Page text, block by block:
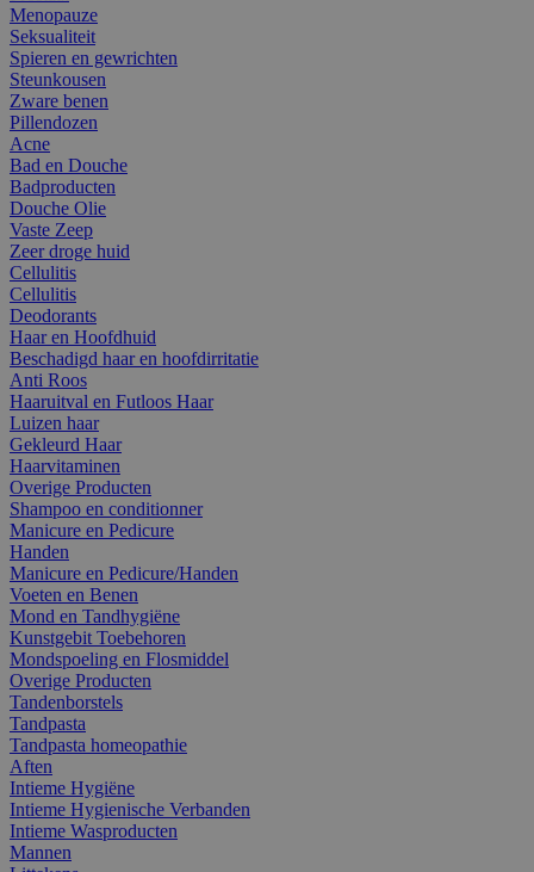
Menopauze
Seksualiteit
Spieren en gewrichten
Steunkousen
Zware benen
Pillendozen
Acne
Bad en Douche
Badproducten
Douche Olie
Vaste Zeep
Zeer droge huid
Cellulitis
Cellulitis
Deodorants
Haar en Hoofdhuid
Beschadigd haar en hoofdirritatie
Anti Roos
Haaruitval en Futloos Haar
Luizen haar
Gekleurd Haar
Haarvitaminen
Overige Producten
Shampoo en conditionner
Manicure en Pedicure
Handen
Manicure en Pedicure/Handen
Voeten en Benen
Mond en Tandhygiëne
Kunstgebit Toebehoren
Mondspoeling en Flosmiddel
Overige Producten
Tandenborstels
Tandpasta
Tandpasta homeopathie
Aften
Intieme Hygiëne
Intieme Hygienische Verbanden
Intieme Wasproducten
Mannen